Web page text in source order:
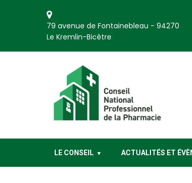
79 avenue de Fontainebleau - 94270
Le Kremlin-Bicêtre
CNP Pharmacie
LE CONSEIL ACTUALITÉS ET